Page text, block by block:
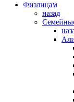
Физлицам
назад